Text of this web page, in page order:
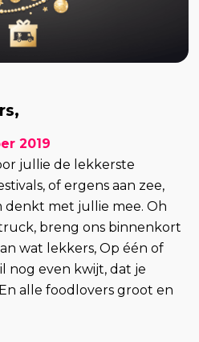
2019
jullie de lekkerste
of ergens aan zee,
met jullie mee. Oh
breng ons binnenkort
wat lekkers, Op één of
nog even kwijt, dat je
alle foodlovers groot en